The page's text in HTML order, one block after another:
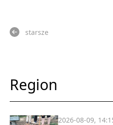
starsze
Region
2026-08-09,